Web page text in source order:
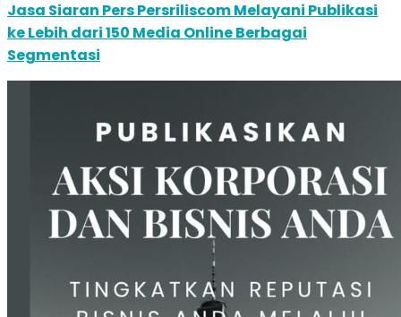
Jasa Siaran Pers Persriliscom Melayani Publikasi
ke Lebih dari 150 Media Online Berbagai
Segmentasi